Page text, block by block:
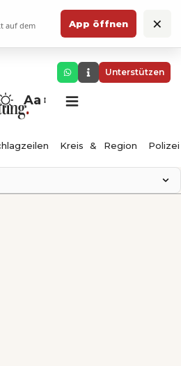
auf dem
App öffnen ×
Unterstützen
Aa
Kreis & Region Polizei